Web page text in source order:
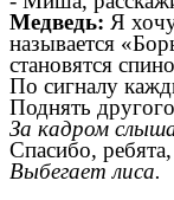
Медведь: Я
называется
становятся
По сигналу
Поднять
За кадром
Спасибо,